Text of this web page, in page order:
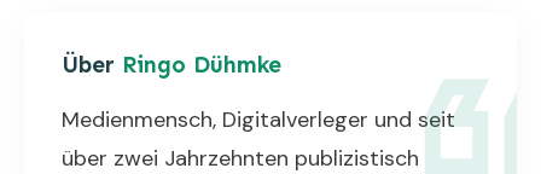
Über Ringo Dühmke
Medienmensch, Digitalverleger und seit
über zwei Jahrzehnten publizistisch